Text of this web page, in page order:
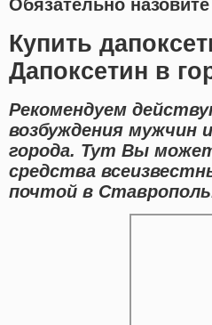
Обязательно
Купить
Дапоксетин в
Рекомендуем
возбуждения мужчин
города. Тут Вы
средства
почтой в